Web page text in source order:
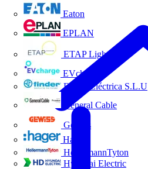
Eaton
EPLAN
ETAP Lighting
EVcharge
Finder Eléctrica S.L.U
General Cable
Gewiss
Hager
HellermannTyton
Hyundai Electric